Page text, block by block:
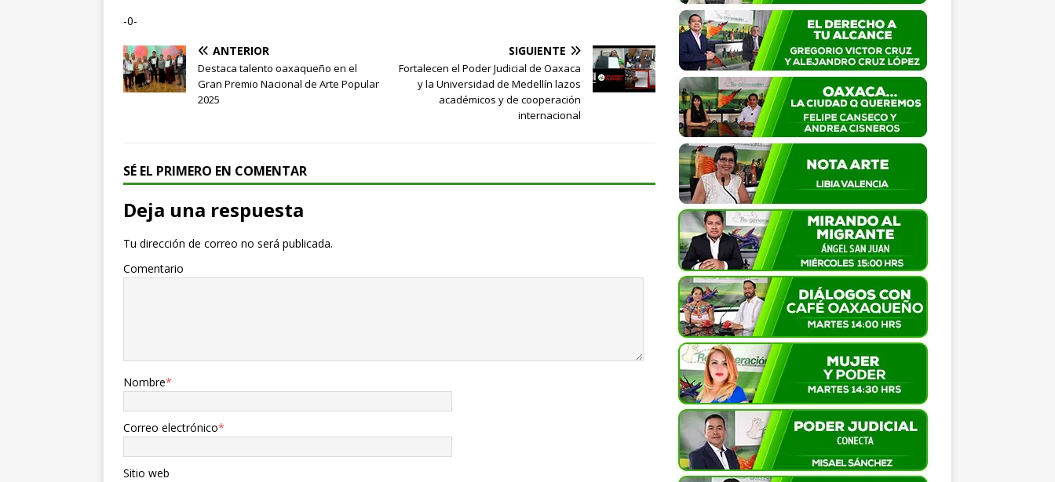
-0-
ANTERIOR
Destaca talento oaxaqueño en el
Gran Premio Nacional de Arte Popular
2025
SIGUIENTE
Fortalecen el Poder Judicial de Oaxaca
y la Universidad de Medellín lazos
académicos y de cooperación
internacional
SÉ EL PRIMERO EN COMENTAR
Deja una respuesta
Tu dirección de correo no será publicada.
Comentario
Nombre*
Correo electrónico*
Sitio web